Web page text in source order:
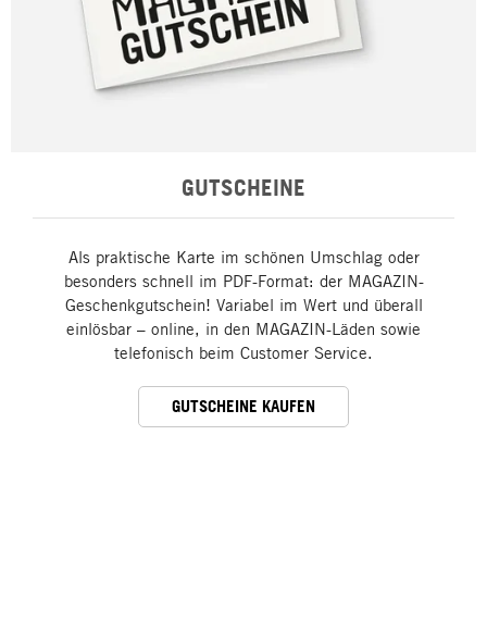
GUTSCHEINE
Als praktische Karte im schönen Umschlag oder
besonders schnell im PDF-Format: der MAGAZIN-
Geschenkgutschein! Variabel im Wert und überall
einlösbar – online, in den MAGAZIN-Läden sowie
telefonisch beim Customer Service.
GUTSCHEINE KAUFEN